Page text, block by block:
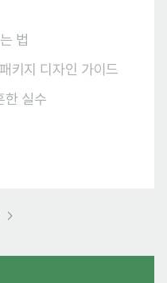
법
키지 디자인 가이드
한 실수